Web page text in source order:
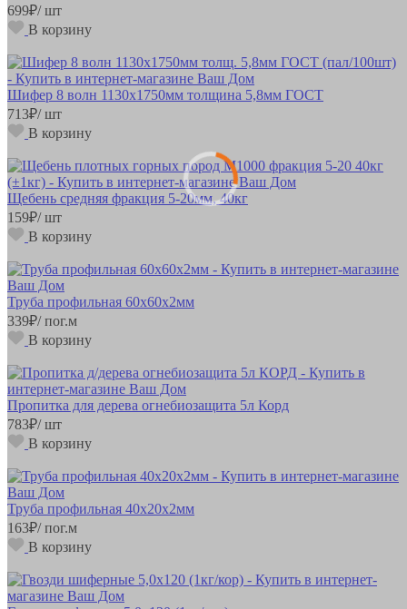
699₽/ шт
В корзину
Шифер 8 волн 1130х1750мм толщина 5,8мм ГОСТ
713₽/ шт
В корзину
Щебень средняя фракция 5-20мм, 40кг
159₽/ шт
В корзину
Труба профильная 60х60х2мм
339₽/ пог.м
В корзину
Пропитка для дерева огнебиозащита 5л Корд
783₽/ шт
В корзину
Труба профильная 40х20х2мм
163₽/ пог.м
В корзину